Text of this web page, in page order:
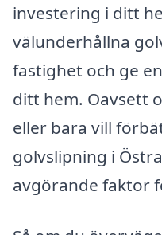
investering i ditt
välunderhållna
fastighet och ge
ditt hem. Oavsett
eller bara vill
golvslipning i
avgörande faktor